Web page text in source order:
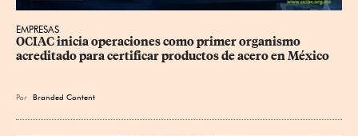
EMPRESAS
OCIAC inicia operaciones como primer organismo
acreditado para certificar productos de acero en México
Por Branded Content